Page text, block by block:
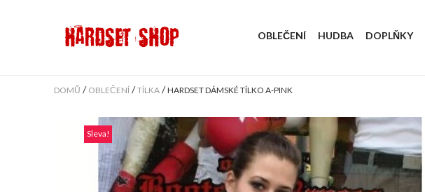
OBLEČENÍ HUDBA DOPLŇKY
DOMŮ / OBLEČENÍ /TÍLKA /HARDSET DÁMSKÉ TÍLKO A-PINK
Sleva!